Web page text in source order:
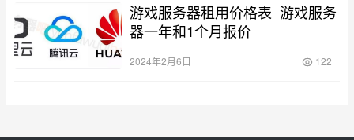
游戏服务器租用价格表_游戏服务
器一年和1个月报价
2024年2月6日 122